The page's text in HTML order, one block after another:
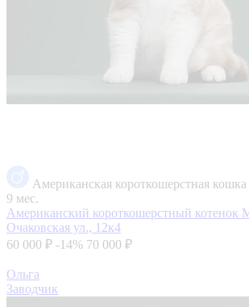
Американская короткошерстная кошка
9 мес.
Американский короткошерстный котенок
Очаковская ул., 12к4
60 000 ₽ -14% 70 000 ₽
Ольга
Заводчик